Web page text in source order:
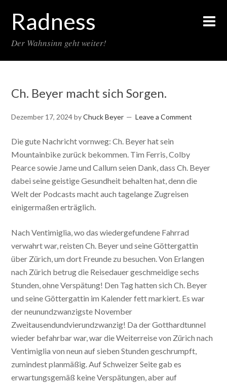
Radness
Der Wahnsinn geht weiter!
Ch. Beyer macht sich Sorgen.
Dezember 17, 2024byChuck Beyer Leave a Comment
Die gute Nachricht vornweg: Ch. Beyer hat sein
Mountainbike zurück bekommen. Tim Ferris, Colby
Pearce sowie Jame und Callum seien Dank, dass Ch. Beyer
dabei seine geistige Gesundheit behalten hat, denn die
Welt der Podcasts macht auch tagelange Zugreisen
einigermaßen erträglich.
Nach Ventimiglia, wo das wiedergefundene Fahrrad
verwahrt war, reisten Ch. Beyer und seine Göttergattin
über Zürich, um dort Freunde zu besuchen. Von Erlangen
nach Zürich betrug die Reisedauer geschmeidige sechs
Stunden, ohne Verspätung! Den Tag hatten sich Ch. Beyer
und seine Göttergattin im Kalender fett markiert. Es war
der neunundzwanzigste November
Zweitausendundvierundzwanzig! Da der Gotthardtunnel
wieder befahrbar war, war die Weiterreise von Zürich nach
Ventimiglia von neun auf sieben Stunden geschrumpft,
zumindest planmäßig. Auf Schweizer Seite gab es
erwartungsgemäß keine Verspätungen, aber auf